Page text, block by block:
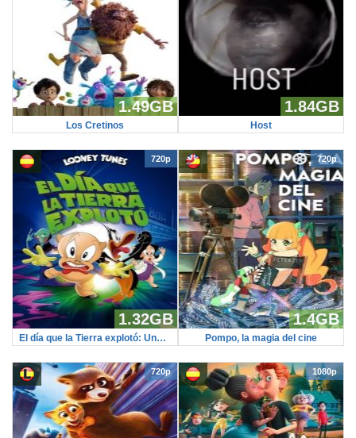
1.49GB
Los Cretinos
1.84GB
Host
720p
1.32GB
El día que la Tierra explotó: Una película de los Looney Tunes
720p
1.4GB
Pompo, la magia del cine
720p 1080p